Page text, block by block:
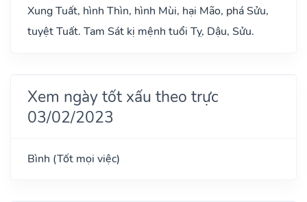
Xung Tuất, hình Thìn, hình Mùi, hại Mão, phá Sửu,
tuyệt Tuất. Tam Sát kị mệnh tuổi Tỵ, Dậu, Sửu.
Xem ngày tốt xấu theo trực
03/02/2023
Bình (Tốt mọi việc)